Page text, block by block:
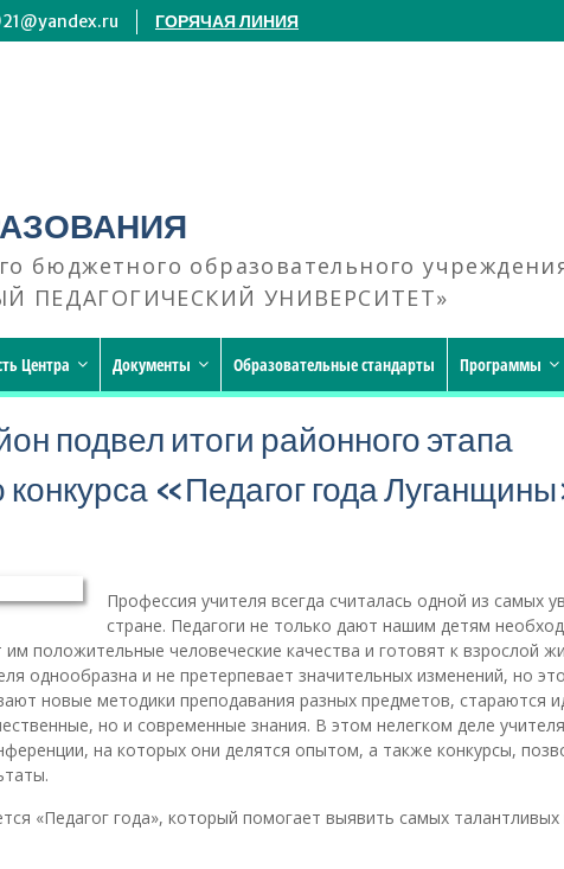
ГОРЯЧАЯ ЛИНИЯ
бюджетного образовательного
ПЕДАГОГИЧЕСКИЙ УНИВЕРСИТЕТ»
Центра Документы Образовательные стандарты Программы
подвел итоги районного этапа
конкурса «Педагог года
Профессия учителя всегда считалась одной из самых
стране. Педагоги не только дают нашим детям
положительные человеческие качества и готовят к взрослой
однообразна и не претерпевает значительных изменений, но
новые методики преподавания разных предметов, стараются
но и современные знания. В этом нелегком деле
на которых они делятся опытом, а также конкурсы,
«Педагог года», который помогает выявить самых талантливых